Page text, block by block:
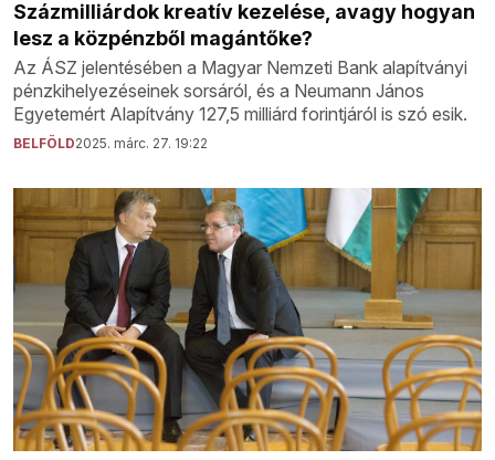
Százmilliárdok kreatív kezelése, avagy hogyan
lesz a közpénzből magántőke?
Az ÁSZ jelentésében a Magyar Nemzeti Bank alapítványi
pénzkihelyezéseinek sorsáról, és a Neumann János
Egyetemért Alapítvány 127,5 milliárd forintjáról is szó esik.
BELFÖLD2025. márc. 27. 19:22